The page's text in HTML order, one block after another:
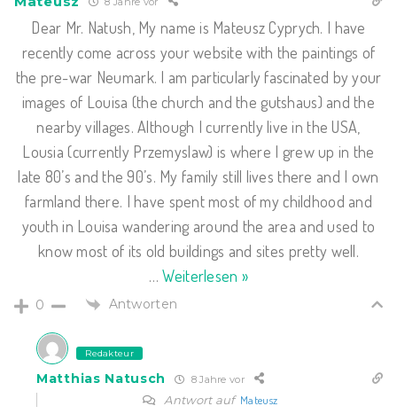
Dear Mr. Natush, My name is Mateusz Cyprych. I have
recently come across your website with the paintings of
the pre-war Neumark. I am particularly fascinated by your
images of Louisa (the church and the gutshaus) and the
nearby villages. Although I currently live in the USA,
Lousia (currently Przemyslaw) is where I grew up in the
late 80’s and the 90’s. My family still lives there and I own
farmland there. I have spent most of my childhood and
youth in Louisa wandering around the area and used to
know most of its old buildings and sites pretty well.
…Weiterlesen »
0 Antworten
Redakteur
Matthias Natusch 8 Jahre vor
Antwort auf Mateusz